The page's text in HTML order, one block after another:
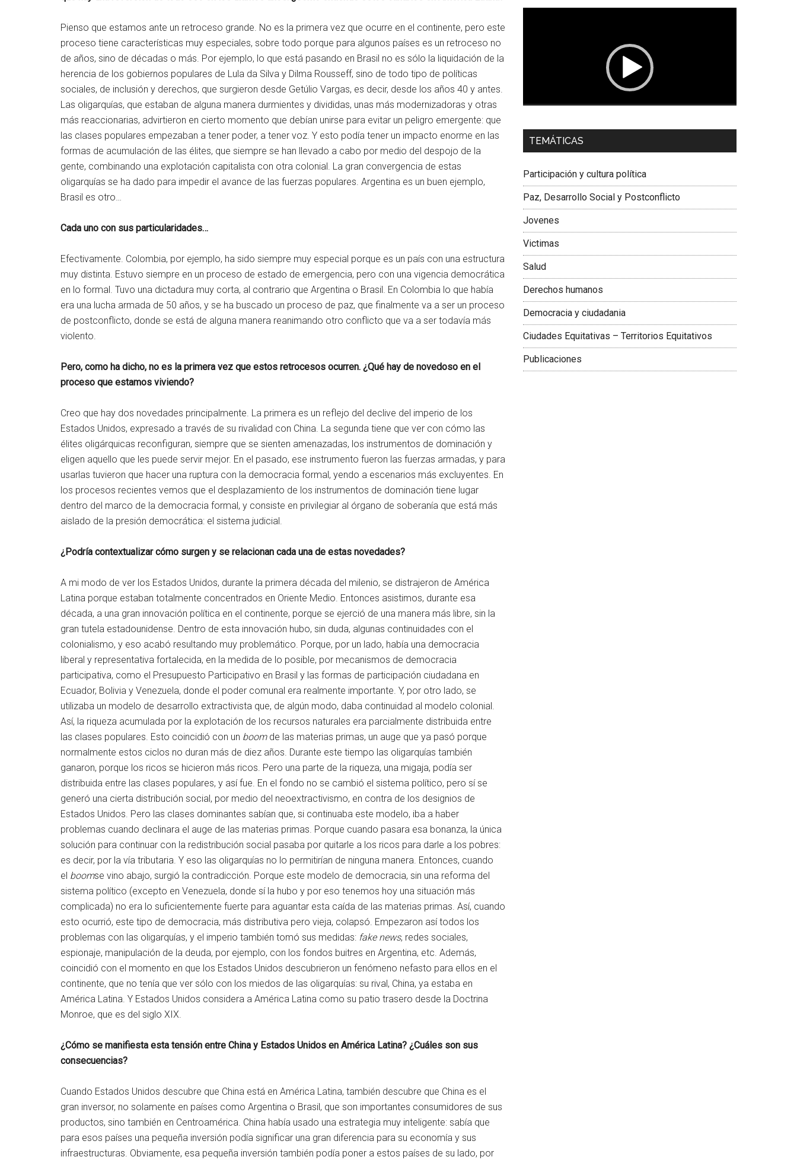
Pienso que estamos ante un retroceso grande. No es la primera vez que ocurre en el continente, pero este
proceso tiene características muy especiales, sobre todo porque para algunos países es un retroceso no
de años, sino de décadas o más. Por ejemplo, lo que está pasando en Brasil no es sólo la liquidación de la
herencia de los gobiernos populares de Lula da Silva y Dilma Rousseff, sino de todo tipo de políticas
sociales, de inclusión y derechos, que surgieron desde Getúlio Vargas, es decir, desde los años 40 y antes.
Las oligarquías, que estaban de alguna manera durmientes y divididas, unas más modernizadoras y otras
más reaccionarias, advirtieron en cierto momento que debían unirse para evitar un peligro emergente: que
las clases populares empezaban a tener poder, a tener voz. Y esto podía tener un impacto enorme en las
formas de acumulación de las élites, que siempre se han llevado a cabo por medio del despojo de la
gente, combinando una explotación capitalista con otra colonial. La gran convergencia de estas
oligarquías se ha dado para impedir el avance de las fuerzas populares. Argentina es un buen ejemplo,
Brasil es otro…
Cada uno con sus particularidades…
Efectivamente. Colombia, por ejemplo, ha sido siempre muy especial porque es un país con una estructura
muy distinta. Estuvo siempre en un proceso de estado de emergencia, pero con una vigencia democrática
en lo formal. Tuvo una dictadura muy corta, al contrario que Argentina o Brasil. En Colombia lo que había
era una lucha armada de 50 años, y se ha buscado un proceso de paz, que finalmente va a ser un proceso
de postconflicto, donde se está de alguna manera reanimando otro conflicto que va a ser todavía más
violento.
Pero, como ha dicho, no es la primera vez que estos retrocesos ocurren. ¿Qué hay de novedoso en el
proceso que estamos viviendo?
Creo que hay dos novedades principalmente. La primera es un reflejo del declive del imperio de los
Estados Unidos, expresado a través de su rivalidad con China. La segunda tiene que ver con cómo las
élites oligárquicas reconfiguran, siempre que se sienten amenazadas, los instrumentos de dominación y
eligen aquello que les puede servir mejor. En el pasado, ese instrumento fueron las fuerzas armadas, y para
usarlas tuvieron que hacer una ruptura con la democracia formal, yendo a escenarios más excluyentes. En
los procesos recientes vemos que el desplazamiento de los instrumentos de dominación tiene lugar
dentro del marco de la democracia formal, y consiste en privilegiar al órgano de soberanía que está más
aislado de la presión democrática: el sistema judicial.
¿Podría contextualizar cómo surgen y se relacionan cada una de estas novedades?
A mi modo de ver los Estados Unidos, durante la primera década del milenio, se distrajeron de América
Latina porque estaban totalmente concentrados en Oriente Medio. Entonces asistimos, durante esa
década, a una gran innovación política en el continente, porque se ejerció de una manera más libre, sin la
gran tutela estadounidense. Dentro de esta innovación hubo, sin duda, algunas continuidades con el
colonialismo, y eso acabó resultando muy problemático. Porque, por un lado, había una democracia
liberal y representativa fortalecida, en la medida de lo posible, por mecanismos de democracia
participativa, como el Presupuesto Participativo en Brasil y las formas de participación ciudadana en
Ecuador, Bolivia y Venezuela, donde el poder comunal era realmente importante. Y, por otro lado, se
utilizaba un modelo de desarrollo extractivista que, de algún modo, daba continuidad al modelo colonial.
Así, la riqueza acumulada por la explotación de los recursos naturales era parcialmente distribuida entre
las clases populares. Esto coincidió con un boomde las materias primas, un auge que ya pasó porque
normalmente estos ciclos no duran más de diez años. Durante este tiempo las oligarquías también
ganaron, porque los ricos se hicieron más ricos. Pero una parte de la riqueza, una migaja, podía ser
distribuida entre las clases populares, y así fue. En el fondo no se cambió el sistema político, pero sí se
generó una cierta distribución social, por medio del neoextractivismo, en contra de los designios de
Estados Unidos. Pero las clases dominantes sabían que, si continuaba este modelo, iba a haber
problemas cuando declinara el auge de las materias primas. Porque cuando pasara esa bonanza, la única
solución para continuar con la redistribución social pasaba por quitarle a los ricos para darle a los pobres:
es decir, por la vía tributaria. Y eso las oligarquías no lo permitirían de ninguna manera. Entonces, cuando
el boomse vino abajo, surgió la contradicción. Porque este modelo de democracia, sin una reforma del
sistema político (excepto en Venezuela, donde sí la hubo y por eso tenemos hoy una situación más
complicada) no era lo suficientemente fuerte para aguantar esta caída de las materias primas. Así, cuando
esto ocurrió, este tipo de democracia, más distributiva pero vieja, colapsó. Empezaron así todos los
problemas con las oligarquías, y el imperio también tomó sus medidas: fake news, redes sociales,
espionaje, manipulación de la deuda, por ejemplo, con los fondos buitres en Argentina, etc. Además,
coincidió con el momento en que los Estados Unidos descubrieron un fenómeno nefasto para ellos en el
continente, que no tenía que ver sólo con los miedos de las oligarquías: su rival, China, ya estaba en
América Latina. Y Estados Unidos considera a América Latina como su patio trasero desde la Doctrina
Monroe, que es del siglo XIX.
¿Cómo se manifiesta esta tensión entre China y Estados Unidos en América Latina? ¿Cuáles son sus
consecuencias?
Cuando Estados Unidos descubre que China está en América Latina, también descubre que China es el
gran inversor, no solamente en países como Argentina o Brasil, que son importantes consumidores de sus
productos, sino también en Centroamérica. China había usado una estrategia muy inteligente: sabía que
para esos países una pequeña inversión podía significar una gran diferencia para su economía y sus
infraestructuras. Obviamente, esa pequeña inversión también podía poner a estos países de su lado, por
Dra. Carolina Corcho Mejía,
Latinoamericana Sur, Vicepresidenta Federación
TEMÁTICAS
Participación y cultura política
Paz, Desarrollo Social y Postconflicto
Jovenes
Victimas
Salud
Derechos humanos
Democracia y ciudadania
Ciudades Equitativas – Territorios Equitativos
Publicaciones